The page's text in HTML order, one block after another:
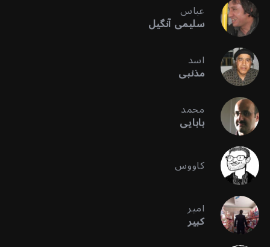
عباس
سلیمی آنگیل
اسد
مذنبی
محمد
بابایی
کاووس
امیر
کبیر